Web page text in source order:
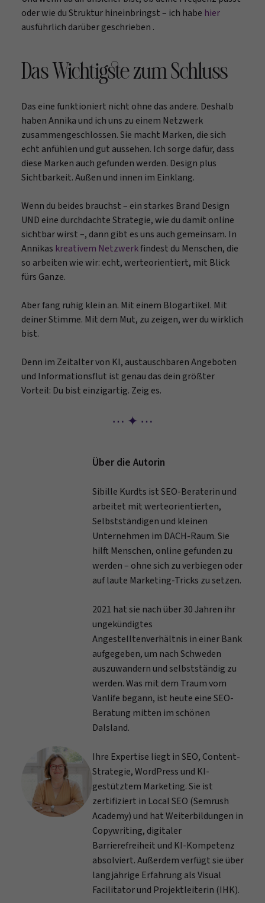
oder wie du Struktur hineinbringst – ich habe hier
ausführlich darüber geschrieben .
Das Wichtigste zum Schluss
Das eine funktioniert nicht ohne das andere. Deshalb
haben Annika und ich uns zu einem Netzwerk
zusammengeschlossen. Sie macht Marken, die sich
echt anfühlen und gut aussehen. Ich sorge dafür, dass
diese Marken auch gefunden werden. Design plus
Sichtbarkeit. Außen und innen im Einklang.
Wenn du beides brauchst – ein starkes Brand Design
UND eine durchdachte Strategie, wie du damit online
sichtbar wirst –, dann gibt es uns auch gemeinsam. In
Annikas kreativem Netzwerkfindest du Menschen, die
so arbeiten wie wir: echt, werteorientiert, mit Blick
fürs Ganze.
Aber fang ruhig klein an. Mit einem Blogartikel. Mit
deiner Stimme. Mit dem Mut, zu zeigen, wer du wirklich
bist.
Denn im Zeitalter von KI, austauschbaren Angeboten
und Informationsflut ist genau das dein größter
Vorteil: Du bist einzigartig. Zeig es.
⋯ ✦ ⋯
Über die Autorin
Sibille Kurdts ist SEO-Beraterin und
arbeitet mit werteorientierten,
Selbstständigen und kleinen
Unternehmen im DACH-Raum. Sie
hilft Menschen, online gefunden zu
werden – ohne sich zu verbiegen oder
auf laute Marketing-Tricks zu setzen.
2021 hat sie nach über 30 Jahren ihr
ungekündigtes
Angestelltenverhältnis in einer Bank
aufgegeben, um nach Schweden
auszuwandern und selbstständig zu
werden. Was mit dem Traum vom
Vanlife begann, ist heute eine SEO-
Beratung mitten im schönen
Dalsland.
Ihre Expertise liegt in SEO, Content-
Strategie, WordPress und KI-
gestütztem Marketing. Sie ist
zertifiziert in Local SEO (Semrush
Academy) und hat Weiterbildungen in
Copywriting, digitaler
Barrierefreiheit und KI-Kompetenz
absolviert. Außerdem verfügt sie über
langjährige Erfahrung als Visual
Facilitator und Projektleiterin (IHK).